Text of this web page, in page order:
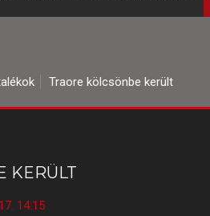
Traore kölcsönbe került
KERÜLT
14:15